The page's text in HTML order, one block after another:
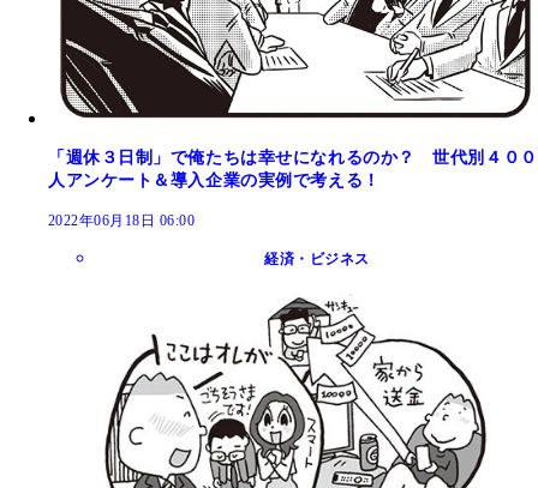
「週休３日制」で俺たちは幸せになれるのか？ 世代別４００
人アンケート＆導入企業の実例で考える！
2022年06月18日 06:00
経済・ビジネス